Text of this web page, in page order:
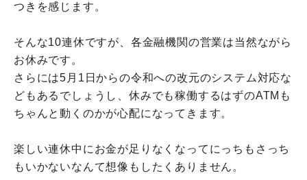
つきを感じます。
そんな10連休ですが、各金融機関の営業は当然ながら
お休みです。
さらには5月1日からの令和への改元のシステム対応な
どもあるでしょうし、休みでも稼働するはずのATMも
ちゃんと動くのかが心配になってきます。
楽しい連休中にお金が足りなくなってにっちもさっち
もいかないなんて想像もしたくありません。